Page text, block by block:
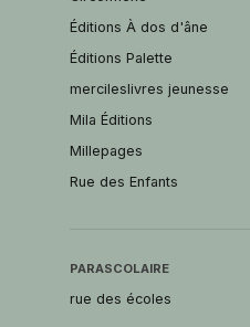
Éditions À dos d'âne
Éditions Palette
mercileslivres jeunesse
Mila Éditions
Millepages
Rue des Enfants
PARASCOLAIRE
rue des écoles